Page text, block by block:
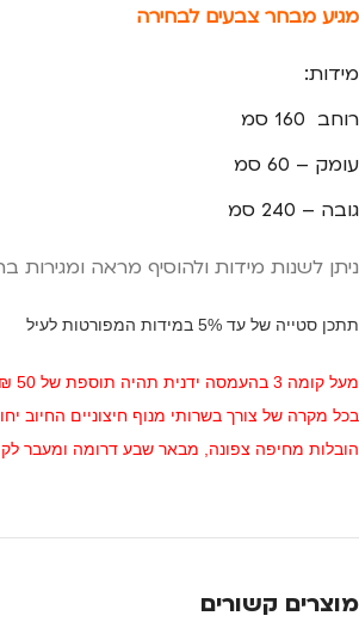
מגיע מבחר צבעים לבחירה
מידות:
רוחב 160 סמ
עומק – 60 סמ
גובה – 240 סמ
ניתן לשנות מידות ולהוסיף מראה
תתכן סטייה של עד 5% במידות המפורטות לעיל
מעל קומה 3 בהעמסה ידנית תהיה תוספת של 50 ₪ לקומה.
בכל מקרה של צורך בשרותי מנוף חיצוניים החיוב
הובלות מחיפה צפונה, מבאר שבע דרומה ומעבר לקו הירוק ייתכן עיכוב באספקה של
מוצרים קשורים